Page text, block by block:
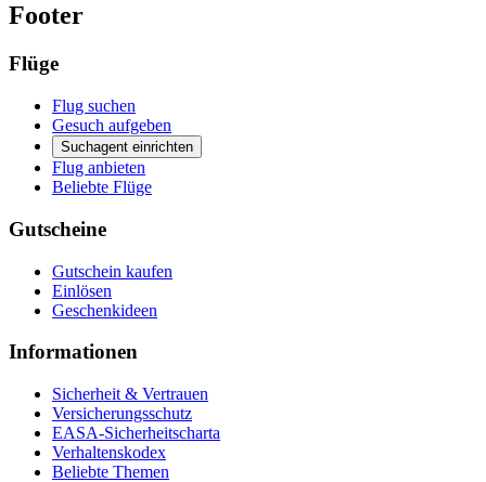
Footer
Flüge
Flug suchen
Gesuch aufgeben
Suchagent einrichten
Flug anbieten
Beliebte Flüge
Gutscheine
Gutschein kaufen
Einlösen
Geschenkideen
Informationen
Sicherheit & Vertrauen
Versicherungsschutz
EASA-Sicherheitscharta
Verhaltenskodex
Beliebte Themen